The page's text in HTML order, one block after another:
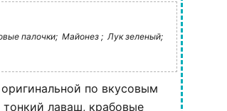
палочки; Майонез ; Лук зеленый;
по вкусовым
тонкий лаваш, крабовые